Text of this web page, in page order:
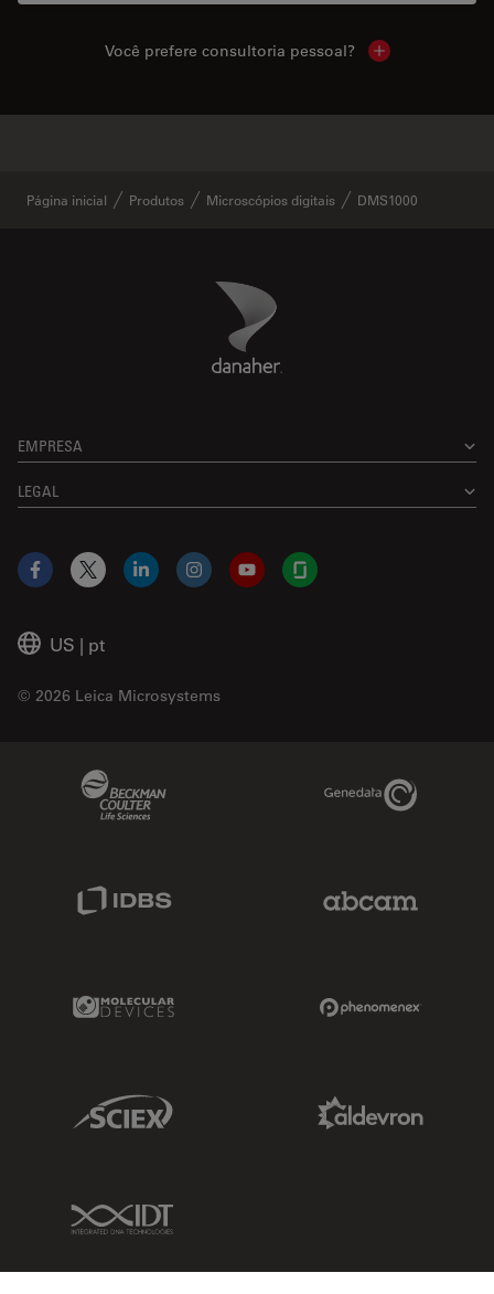
Você prefere consultoria pessoal? Show local
Página inicial Produtos Microscópios digitais DMS1000
Danaher Logo
EMPRESA
LEGAL
US | pt
© 2026 Leica Microsystems
Facebook
X LinkedInInstagramYouTubeGlassdoor
Genedata Link
Molecular Devices Link
Sciex Link
IDT Link